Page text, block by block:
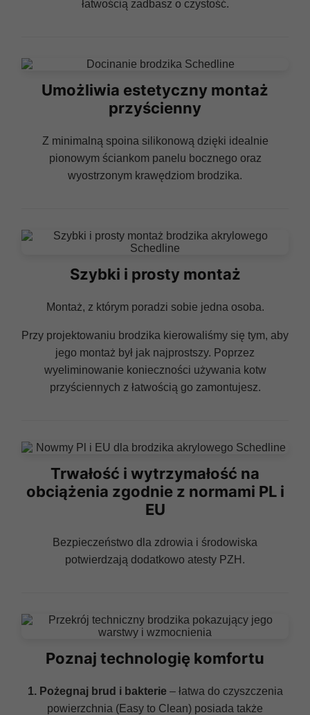
łatwością zadbasz o czystość.
Umożliwia estetyczny montaż
przyścienny
Z minimalną spoina silikonową dzięki idealnie
pionowym ściankom panelu bocznego oraz
wyostrzonym krawędziom brodzika.
Szybki i prosty montaż
Montaż, z którym poradzi sobie jedna osoba.
Przy projektowaniu brodzika kierowaliśmy się tym, aby
jego montaż był jak najprostszy. Poprzez
wyeliminowanie konieczności używania kotw
przyściennych z łatwością go zamontujesz.
Trwałość i wytrzymałość na
obciążenia zgodnie z normami PL i
EU
Bezpieczeństwo dla zdrowia i środowiska
potwierdzają dodatkowo atesty PZH.
Poznaj technologię komfortu
1. Pożegnaj brud i bakterie– łatwa do czyszczenia
powierzchnia (Easy to Clean) posiada także